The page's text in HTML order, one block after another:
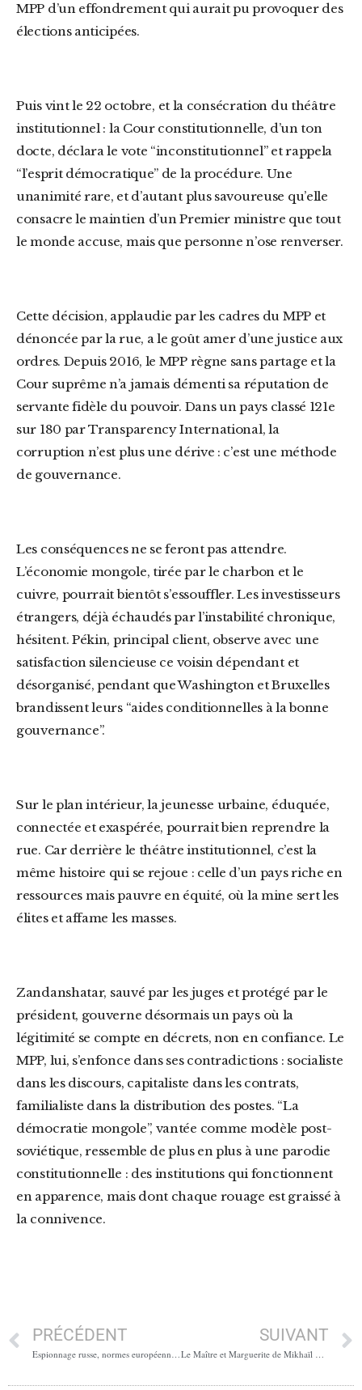
MPP d’un effondrement qui aurait pu provoquer des
élections anticipées.
Puis vint le 22 octobre, et la consécration du théâtre
institutionnel : la Cour constitutionnelle, d’un ton
docte, déclara le vote “inconstitutionnel” et rappela
“l’esprit démocratique” de la procédure. Une
unanimité rare, et d’autant plus savoureuse qu’elle
consacre le maintien d’un Premier ministre que tout
le monde accuse, mais que personne n’ose renverser.
Cette décision, applaudie par les cadres du MPP et
dénoncée par la rue, a le goût amer d’une justice aux
ordres. Depuis 2016, le MPP règne sans partage et la
Cour suprême n’a jamais démenti sa réputation de
servante fidèle du pouvoir. Dans un pays classé 121e
sur 180 par Transparency International, la
corruption n’est plus une dérive : c’est une méthode
de gouvernance.
Les conséquences ne se feront pas attendre.
L’économie mongole, tirée par le charbon et le
cuivre, pourrait bientôt s’essouffler. Les investisseurs
étrangers, déjà échaudés par l’instabilité chronique,
hésitent. Pékin, principal client, observe avec une
satisfaction silencieuse ce voisin dépendant et
désorganisé, pendant que Washington et Bruxelles
brandissent leurs “aides conditionnelles à la bonne
gouvernance”.
Sur le plan intérieur, la jeunesse urbaine, éduquée,
connectée et exaspérée, pourrait bien reprendre la
rue. Car derrière le théâtre institutionnel, c’est la
même histoire qui se rejoue : celle d’un pays riche en
ressources mais pauvre en équité, où la mine sert les
élites et affame les masses.
Zandanshatar, sauvé par les juges et protégé par le
président, gouverne désormais un pays où la
légitimité se compte en décrets, non en confiance. Le
MPP, lui, s’enfonce dans ses contradictions : socialiste
dans les discours, capitaliste dans les contrats,
familialiste dans la distribution des postes. “La
démocratie mongole”, vantée comme modèle post-
soviétique, ressemble de plus en plus à une parodie
constitutionnelle : des institutions qui fonctionnent
en apparence, mais dont chaque rouage est graissé à
la connivence.
PRÉCÉDENT
Espionnage russe, normes européennes garanties
SUIVANT
Le Maître et Marguerite de Mikhaïl Boulgakov : la danse infernale du pouvoir et de la liberté